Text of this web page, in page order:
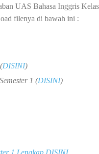
UAS Bahasa Inggris
filenya di bawah ini :
DISINI)
1 (DISINI)
1 Lengkap DISINI